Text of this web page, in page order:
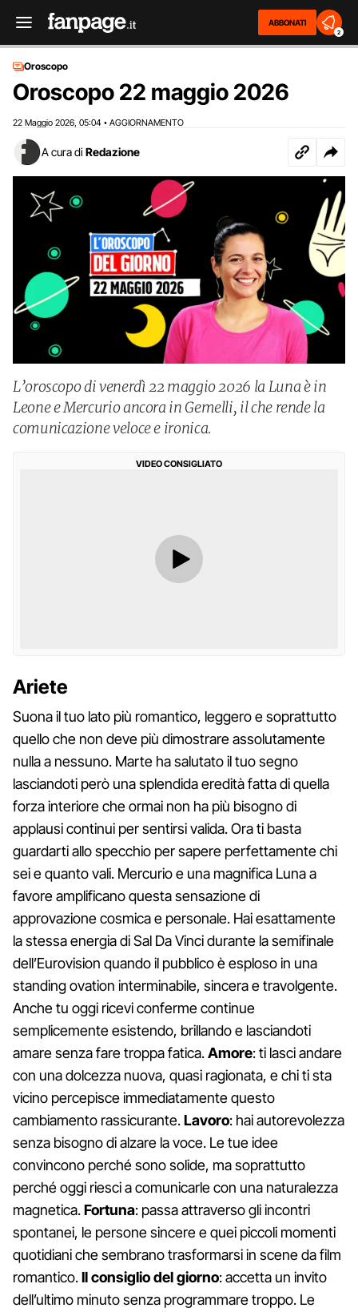
ABBONATI
2
Oroscopo
Oroscopo 22 maggio 2026
22 Maggio 2026 05:04 • AGGIORNAMENTO
A cura di Redazione
L’oroscopo di venerdì 22 maggio 2026 la Luna è in
Leone e Mercurio ancora in Gemelli, il che rende la
comunicazione veloce e ironica.
VIDEO CONSIGLIATO
Ariete
Suona il tuo lato più romantico, leggero e soprattutto
quello che non deve più dimostrare assolutamente
nulla a nessuno. Marte ha salutato il tuo segno
lasciandoti però una splendida eredità fatta di quella
forza interiore che ormai non ha più bisogno di
applausi continui per sentirsi valida. Ora ti basta
guardarti allo specchio per sapere perfettamente chi
sei e quanto vali. Mercurio e una magnifica Luna a
favore amplificano questa sensazione di
approvazione cosmica e personale. Hai esattamente
la stessa energia di Sal Da Vinci durante la semifinale
dell’Eurovision quando il pubblico è esploso in una
standing ovation interminabile, sincera e travolgente.
Anche tu oggi ricevi conferme continue
semplicemente esistendo, brillando e lasciandoti
amare senza fare troppa fatica.Amore: ti lasci andare
con una dolcezza nuova, quasi ragionata, e chi ti sta
vicino percepisce immediatamente questo
cambiamento rassicurante.Lavoro: hai autorevolezza
senza bisogno di alzare la voce. Le tue idee
convincono perché sono solide, ma soprattutto
perché oggi riesci a comunicarle con una naturalezza
magnetica.Fortuna: passa attraverso gli incontri
spontanei, le persone sincere e quei piccoli momenti
quotidiani che sembrano trasformarsi in scene da film
romantico.Il consiglio del giorno: accetta un invito
dell’ultimo minuto senza programmare troppo. Le